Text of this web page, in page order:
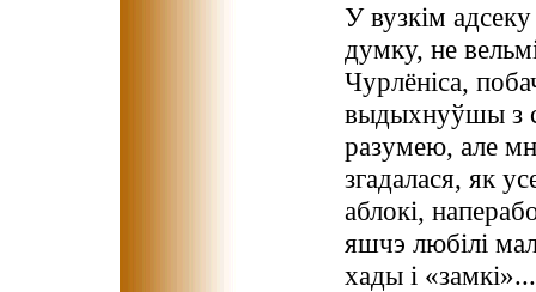
У вузкім
думку, не
Чурлёніса,
выдыхнуўшы з
разумею, але
згадалася, як
аблокі,
яшчэ любілі
хады і «замкі»...